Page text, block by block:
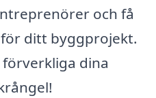
och få
ditt byggprojekt.
dina